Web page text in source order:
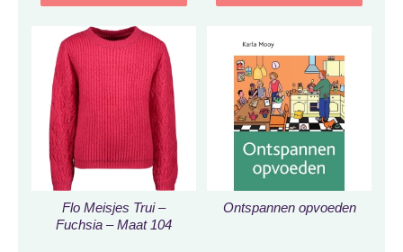
stuurstang trappers
Flo Meisjes Trui –
Fuchsia – Maat 104
Ontspannen opvoeden